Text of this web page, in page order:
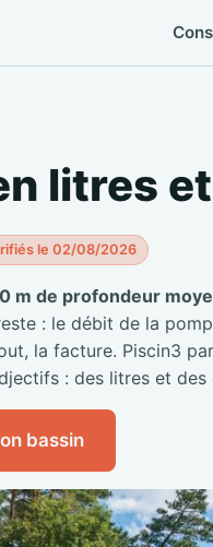
litres
le 02/08/2026
m de profondeur
: le débit de la
la facture. Piscin3
: des litres et des
bassin